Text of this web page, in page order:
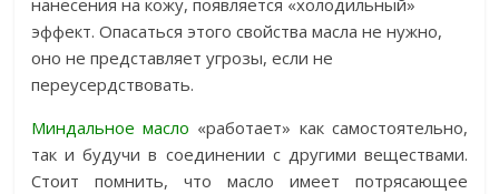
нанесения на кожу, появляется «холодильный»
эффект. Опасаться этого свойства масла не нужно,
оно не представляет угрозы, если не
переусердствовать.
Миндальное масло «работает» как самостоятельно,
так и будучи в соединении с другими веществами.
Стоит помнить, что масло имеет потрясающее